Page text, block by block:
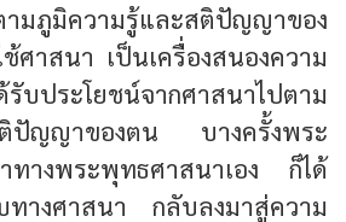
มภูมิความรู้และสติปัญญาของ
ศาสนา เป็นเครื่องสนองความ
รับประโยชน์จากศาสนาไปตาม
ติปัญญาของตน บางครั้งพระ
างพระพุทธศาสนาเอง ก็ได้
ทางศาสนา กลับลงมาสู่ความ